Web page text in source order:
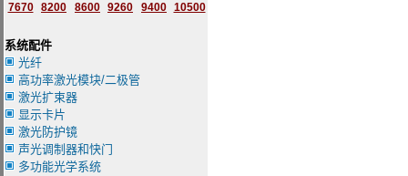
7670
8200 8600 9260 9400 10500
系统配件
光纤
高功率激光模块/二极管
激光扩束器
显示卡片
激光防护镜
声光调制器和快门
多功能光学系统